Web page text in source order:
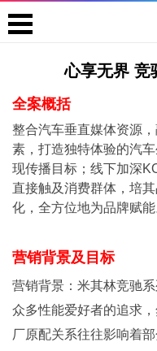
心享无界
全案概括
整合汽车垂直媒体资源
素，打造独特体验的汽
现传播目标；线下加深
直接触及消费群体，培
化，全方位地为品牌赋能
营销背景及目标
营销背景：米其林竞驰
众多性能爱好者的追求
厂原配关系往往影响着